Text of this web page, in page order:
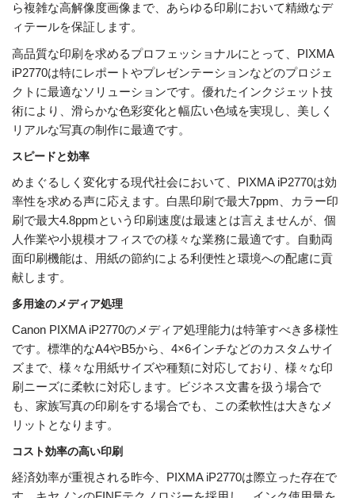
ら複雑な高解像度画像まで、あらゆる印刷において精緻なデ
ィテールを保証します。
高品質な印刷を求めるプロフェッショナルにとって、PIXMA
iP2770は特にレポートやプレゼンテーションなどのプロジェ
クトに最適なソリューションです。優れたインクジェット技
術により、滑らかな色彩変化と幅広い色域を実現し、美しく
リアルな写真の制作に最適です。
スピードと効率
めまぐるしく変化する現代社会において、PIXMA iP2770は効
率性を求める声に応えます。白黒印刷で最大7ppm、カラー印
刷で最大4.8ppmという印刷速度は最速とは言えませんが、個
人作業や小規模オフィスでの様々な業務に最適です。自動両
面印刷機能は、用紙の節約による利便性と環境への配慮に貢
献します。
多用途のメディア処理
Canon PIXMA iP2770のメディア処理能力は特筆すべき多様性
です。標準的なA4やB5から、4×6インチなどのカスタムサイ
ズまで、様々な用紙サイズや種類に対応しており、様々な印
刷ニーズに柔軟に対応します。ビジネス文書を扱う場合で
も、家族写真の印刷をする場合でも、この柔軟性は大きなメ
リットとなります。
コスト効率の高い印刷
経済効率が重視される昨今、PIXMA iP2770は際立った存在で